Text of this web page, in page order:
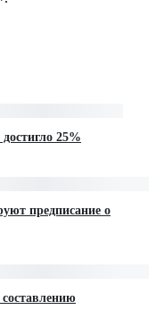
25%
предписание о